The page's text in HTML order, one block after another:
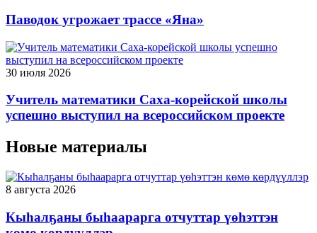
Паводок угрожает трассе «Яна»
30 июля 2026
Учитель математики Саха-корейской школы
успешно выступил на всероссийском проекте
Новые материалы
8 августа 2026
Кыһалҕаны быһаарарга отчуттар үөһэттэн